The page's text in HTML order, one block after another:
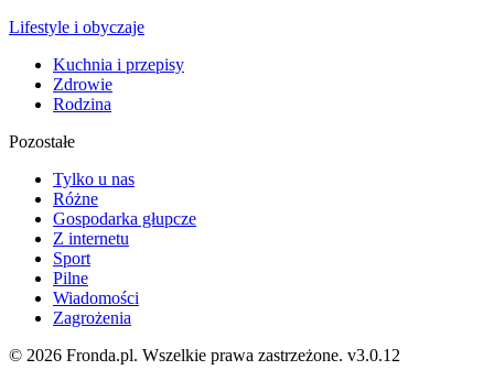
Lifestyle i obyczaje
Kuchnia i przepisy
Zdrowie
Rodzina
Pozostałe
Tylko u nas
Różne
Gospodarka głupcze
Z internetu
Sport
Pilne
Wiadomości
Zagrożenia
© 2026 Fronda.pl. Wszelkie prawa zastrzeżone. v3.0.12